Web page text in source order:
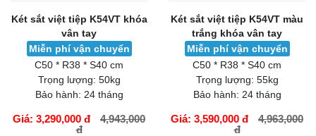
Két sắt việt tiệp K54VT khóa
vân tay
Miễn phí vận chuyển
C50 * R38 * S40 cm
Trọng lượng: 50kg
Bảo hành: 24 tháng
Giá: 3,290,000 đ
4,943,000
đ
Két sắt việt tiệp K54VT màu
trắng khóa vân tay
Miễn phí vận chuyển
C50 * R38 * S40 cm
Trọng lượng: 55kg
Bảo hành: 24 tháng
Giá: 3,590,000 đ
4,963,000
đ